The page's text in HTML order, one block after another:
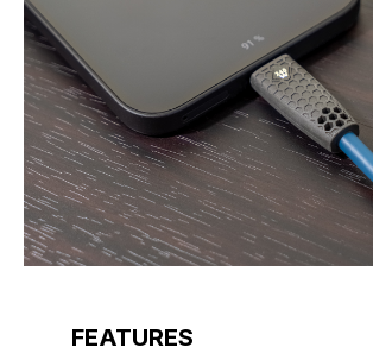
FEATURES